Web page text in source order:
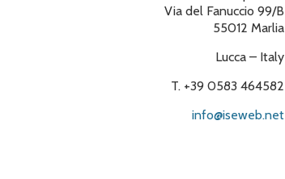
Via del Fanuccio 99/B
55012 Marlia
Lucca – Italy
T. +39 0583 464582
info@iseweb.net